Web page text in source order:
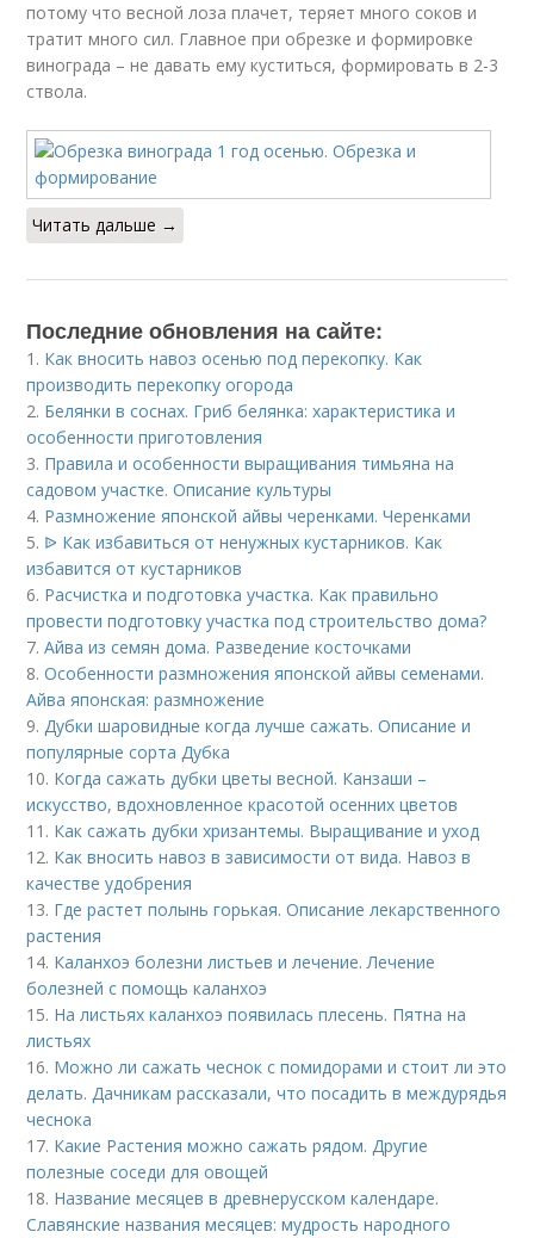
потому что весной лоза плачет, теряет много соков и
тратит много сил. Главное при обрезке и формировке
винограда – не давать ему куститься, формировать в 2-3
ствола.
Читать дальше →
Последние обновления на сайте:
1. Как вносить навоз осенью под перекопку. Как
производить перекопку огорода
2. Белянки в соснах. Гриб белянка: характеристика и
особенности приготовления
3. Правила и особенности выращивания тимьяна на
садовом участке. Описание культуры
4. Размножение японской айвы черенками. Черенками
5. ᐉ Как избавиться от ненужных кустарников. Как
избавится от кустарников
6. Расчистка и подготовка участка. Как правильно
провести подготовку участка под строительство дома?
7.Айва из семян дома. Разведение косточками
8.Особенности размножения японской айвы семенами.
Айва японская: размножение
9.Дубки шаровидные когда лучше сажать. Описание и
популярные сорта Дубка
10. Когда сажать дубки цветы весной. Канзаши –
искусство, вдохновленное красотой осенних цветов
11. Как сажать дубки хризантемы. Выращивание и уход
12. Как вносить навоз в зависимости от вида. Навоз в
качестве удобрения
13. Где растет полынь горькая. Описание лекарственного
растения
14. Каланхоэ болезни листьев и лечение. Лечение
болезней с помощь каланхоэ
15. На листьях каланхоэ появилась плесень. Пятна на
листьях
16. Можно ли сажать чеснок с помидорами и стоит ли это
делать. Дачникам рассказали, что посадить в междурядья
чеснока
17. Какие Растения можно сажать рядом. Другие
полезные соседи для овощей
18. Название месяцев в древнерусском календаре.
Славянские названия месяцев: мудрость народного